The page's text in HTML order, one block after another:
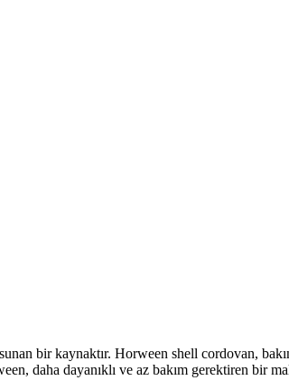
bir kaynaktır. Horween shell cordovan,
daha dayanıklı ve az bakım gerektiren bir